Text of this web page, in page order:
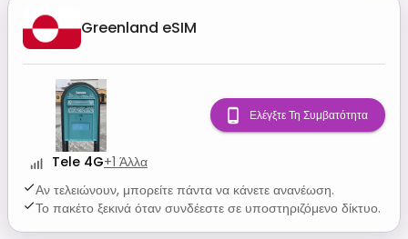
Greenland eSIM
Tele 4G+1 Άλλα
Αν τελειώνουν, μπορείτε πάντα να κάνετε ανανέωση.
Το πακέτο ξεκινά όταν συνδέεστε σε υποστηριζόμενο δίκτυο.
Ελέγξτε Τη Συμβατότητα